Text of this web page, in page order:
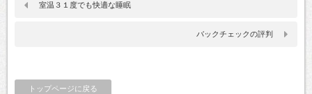
室温３１度でも快適な睡眠
バックチェックの評判
トップページに戻る